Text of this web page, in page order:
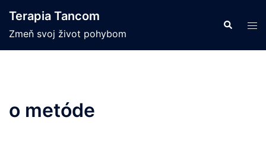
content
Terapia Tancom
Zmeň svoj život pohybom
Search
o metóde